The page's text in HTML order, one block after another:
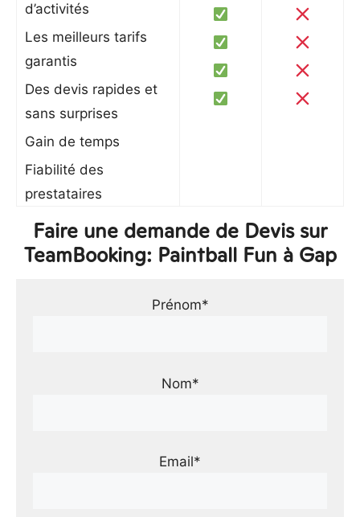
d’activités
Les meilleurs tarifs
garantis
Des devis rapides et
sans surprises
Gain de temps
Fiabilité des
prestataires
Faire une demande de Devis sur
TeamBooking: Paintball Fun à Gap
Prénom*
Nom*
Email*